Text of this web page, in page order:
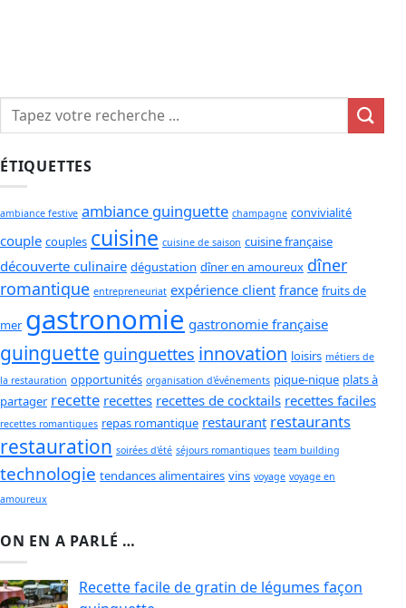
ÉTIQUETTES
ambiance festive ambiance guinguette champagne convivialité
couple couples cuisine cuisine de saison cuisine française
découverte culinaire dégustation dîner en amoureux dîner
romantique entrepreneuriat expérience client france fruits de
mer gastronomie gastronomie française
guinguette guinguettes innovation loisirs métiers de
la restauration opportunités organisation d'événements pique-nique plats à
partager recette recettes recettes de cocktails recettes faciles
recettes romantiques repas romantique restaurant restaurants
restauration soirées d'été séjours romantiques team building
technologie tendances alimentaires vins voyage voyage en
amoureux
ON EN A PARLÉ …
Recette facile de gratin de légumes façon